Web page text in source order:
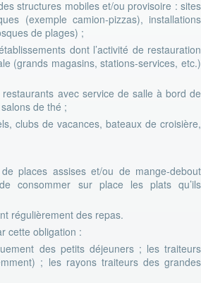
structures mobiles et/ou provisoire : sites
(exemple camion-pizzas), installations
de plages) ;
dont l’activité de restauration
(grands magasins, stations-services, etc.)
avec service de salle à bord de
de thé ;
clubs de vacances, bateaux de croisière,
places assises et/ou de mange-debout
consommer sur place les plats qu’ils
régulièrement des repas.
cette obligation :
des petits déjeuners ; les traiteurs
; les rayons traiteurs des grandes